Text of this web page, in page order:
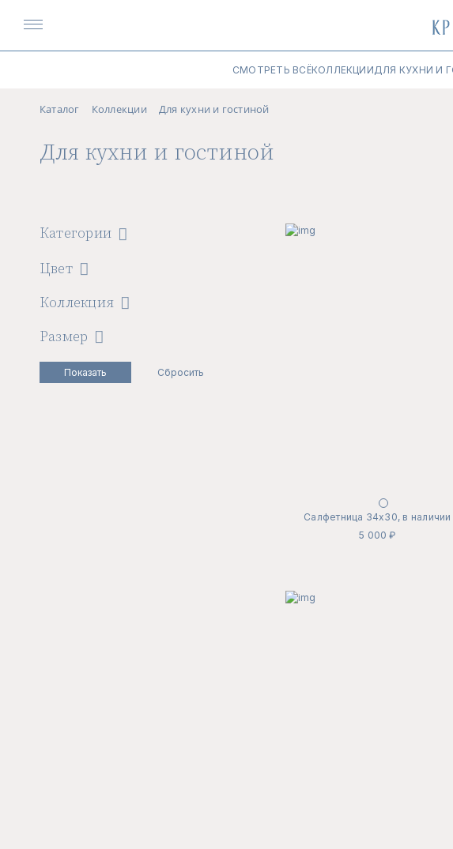
СМОТРЕТЬ ВСЁКОЛЛЕКЦИИДЛЯ КУХНИ И
Каталог Коллекции Для кухни и гостиной
Для кухни и гостиной
Категории
Цвет
Коллекция
Размер
Салфетница 34х30, в наличии
5 000 ₽